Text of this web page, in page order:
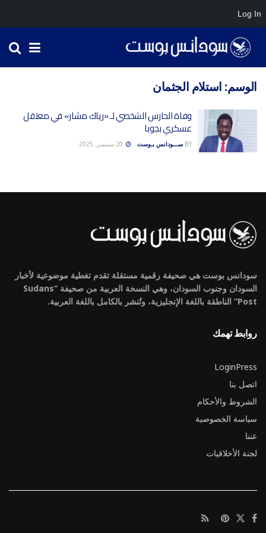
الوسم: استلام الجثمان
وفاة الحارس الشخصي لـ «رياك مشار» في معتقل
عسكري بجوبا
BY ســـودانس بـوست
سودانس بوست هي صحيفة رقمية مستقلة تقدم تغطية موضوعية لأخبار
السودان وجنوب السودان، وهي النسخة العربية من صحيفة “Sudans
Post” الناطقة باللغة الإنجليزية، وتُنشر بالكامل باللغة العربية.
روابط تهمك
LoginPress
اتصل بنا
الشروط والأحكام
سياسة الخصوصية
عننا
لجنة الأخلاقيات
Log In